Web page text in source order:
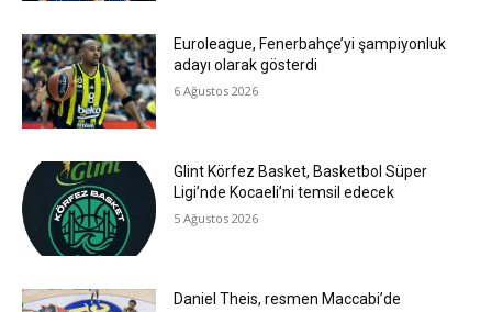
Euroleague, Fenerbahçe’yi şampiyonluk
adayı olarak gösterdi
6 Ağustos 2026
Glint Körfez Basket, Basketbol Süper
Ligi’nde Kocaeli’ni temsil edecek
5 Ağustos 2026
Daniel Theis, resmen Maccabi’de